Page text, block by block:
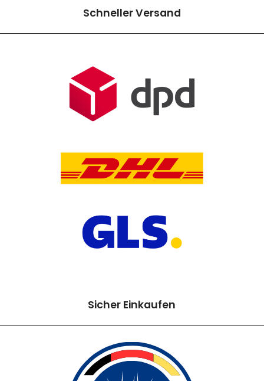
Schneller Versand
Sicher Einkaufen